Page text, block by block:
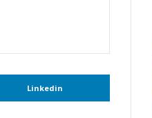
Linkedin